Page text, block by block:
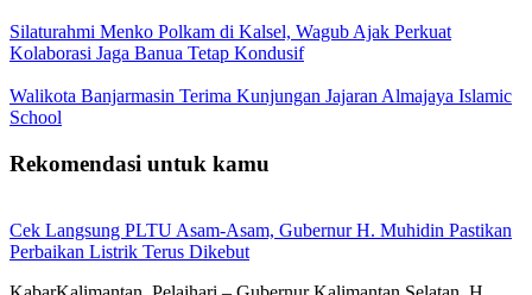
Silaturahmi Menko Polkam di Kalsel, Wagub Ajak Perkuat
Kolaborasi Jaga Banua Tetap Kondusif
Walikota Banjarmasin Terima Kunjungan Jajaran Almajaya Islamic
School
Rekomendasi untuk kamu
Cek Langsung PLTU Asam-Asam, Gubernur H. Muhidin Pastikan
Perbaikan Listrik Terus Dikebut